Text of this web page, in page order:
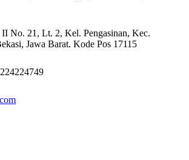
II No. 21, Lt. 2, Kel. Pengasinan, Kec.
Jawa Barat. Kode Pos 17115